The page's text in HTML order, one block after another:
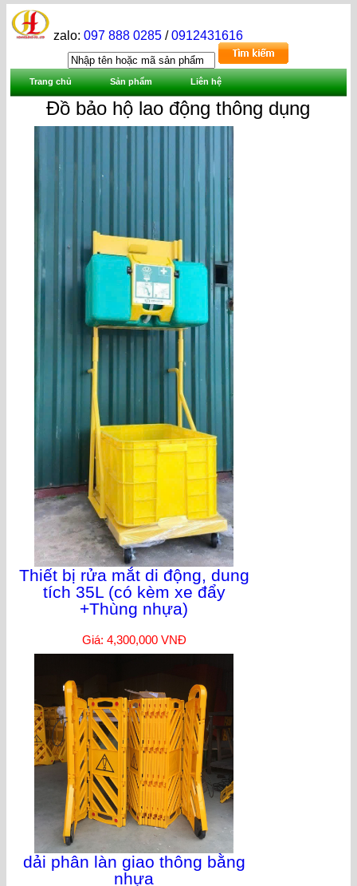
zalo:097 888 0285 /0912431616
Trang chủ Sản phẩm Liên hệ
Đồ bảo hộ lao động thông dụng
Thiết bị rửa mắt di động, dung
tích 35L (có kèm xe đẩy
+Thùng nhựa)
Giá: 4,300,000 VNĐ
dải phân làn giao thông bằng
nhựa